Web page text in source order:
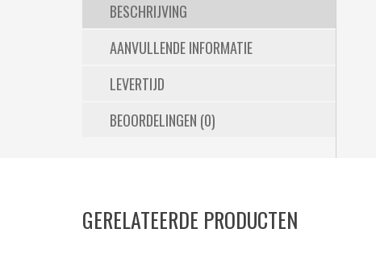
BESCHRIJVING
AANVULLENDE INFORMATIE
LEVERTIJD
BEOORDELINGEN (0)
GERELATEERDE PRODUCTEN